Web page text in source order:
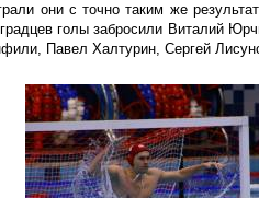
они с точно таким же
голы забросили Виталий
Павел Халтурин, Сергей